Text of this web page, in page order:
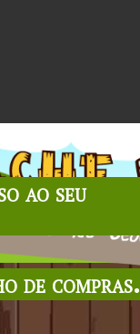
ao seu
de compras.